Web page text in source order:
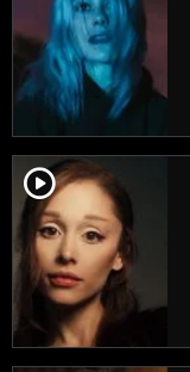
player2